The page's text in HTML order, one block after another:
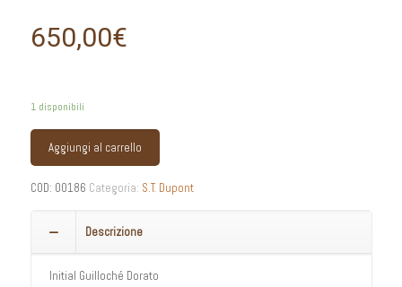
650,00€
1 disponibili
Aggiungi al carrello
COD: 00186 Categoria: S.T. Dupont
Descrizione
Initial Guilloché Dorato